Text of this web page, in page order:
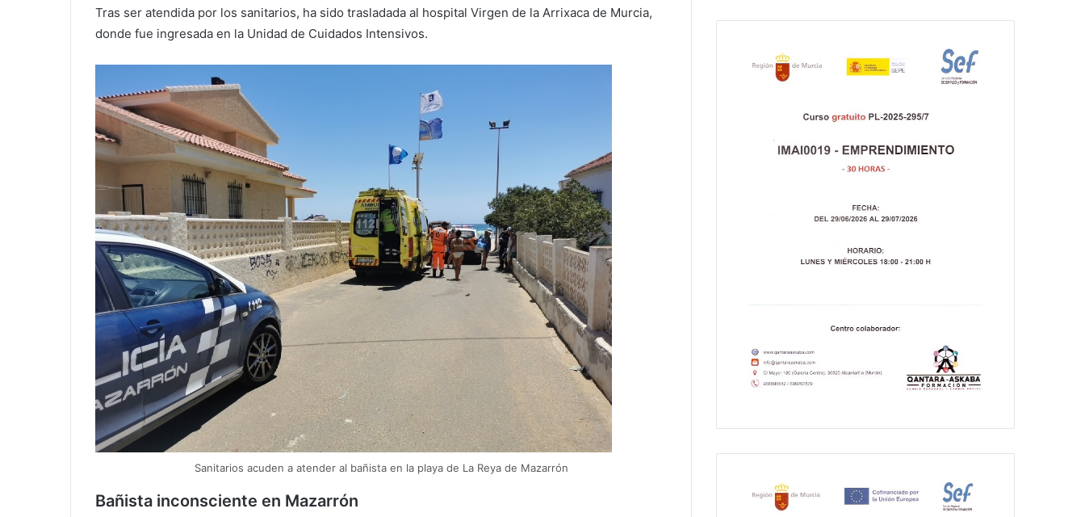
Tras ser atendida por los sanitarios, ha sido trasladada al hospital Virgen de la Arrixaca de Murcia,
donde fue ingresada en la Unidad de Cuidados Intensivos.
Sanitarios acuden a atender al bañista en la playa de La Reya de Mazarrón
Bañista inconsciente en Mazarrón